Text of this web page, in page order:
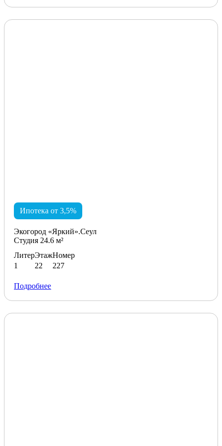
Ипотека от 3,5%
Экогород «Яркий».Сеул
Студия 24.6 м²
Литер
1
Этаж
22
Номер
227
Подробнее